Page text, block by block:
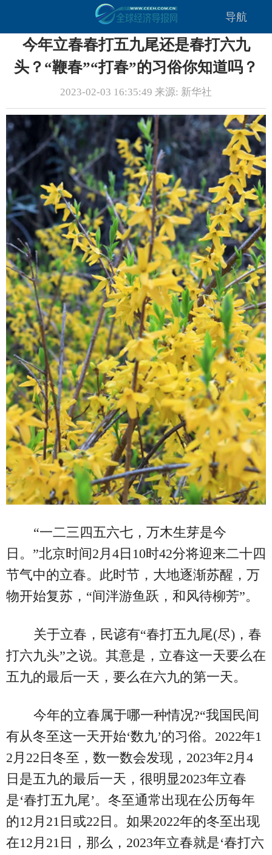
导航
今年立春春打五九尾还是春打六九
头？“鞭春”“打春”的习俗你知道吗？
2023-02-03 16:35:49 来源: 新华社
“一二三四五六七，万木生芽是今
日。”北京时间2月4日10时42分将迎来二十四
节气中的立春。此时节，大地逐渐苏醒，万
物开始复苏，“间泮游鱼跃，和风待柳芳”。
关于立春，民谚有“春打五九尾(尽)，春
打六九头”之说。其意是，立春这一天要么在
五九的最后一天，要么在六九的第一天。
今年的立春属于哪一种情况?“我国民间
有从冬至这一天开始‘数九’的习俗。2022年1
2月22日冬至，数一数会发现，2023年2月4
日是五九的最后一天，很明显2023年立春
是‘春打五九尾’。冬至通常出现在公历每年
的12月21日或22日。如果2022年的冬至出现
在12月21日，那么，2023年立春就是‘春打六